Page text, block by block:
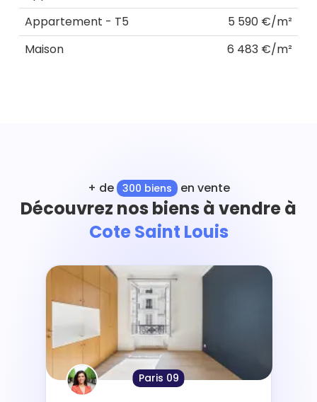
Appartement - T5
5 590 €/m²
Maison
6 483 €/m²
+ de 300 biens en vente
Découvrez nos biens à vendre à
Cote Saint Louis
Paris 09